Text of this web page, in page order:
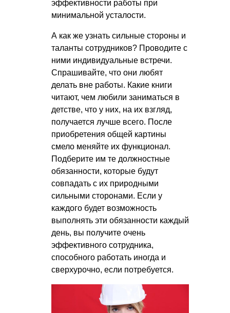
эффективности работы при
минимальной усталости.
А как же узнать сильные стороны и
таланты сотрудников? Проводите с
ними индивидуальные встречи.
Спрашивайте, что они любят
делать вне работы. Какие книги
читают, чем любили заниматься в
детстве, что у них, на их взгляд,
получается лучше всего. После
приобретения общей картины
смело меняйте их функционал.
Подберите им те должностные
обязанности, которые будут
совпадать с их природными
сильными сторонами. Если у
каждого будет возможность
выполнять эти обязанности каждый
день, вы получите очень
эффективного сотрудника,
способного работать иногда и
сверхурочно, если потребуется.